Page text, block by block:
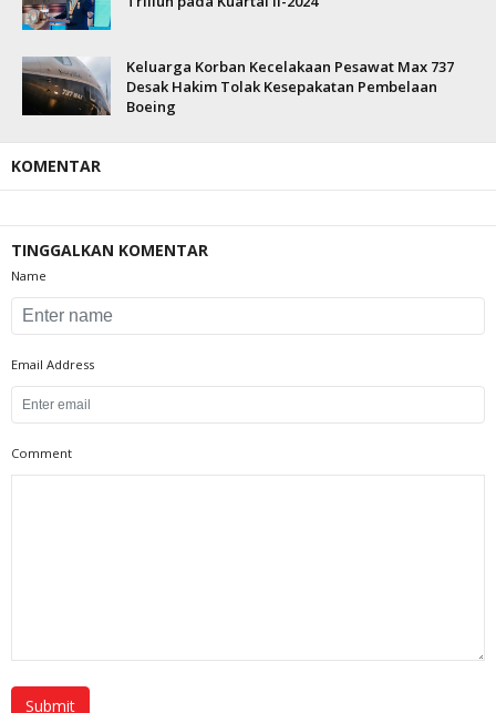
Keluarga Korban Kecelakaan Pesawat Max 737
Desak Hakim Tolak Kesepakatan Pembelaan
Boeing
KOMENTAR
TINGGALKAN KOMENTAR
Name
Email Address
Comment